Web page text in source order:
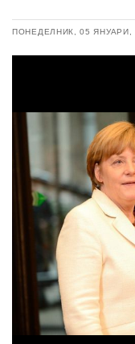
ПОНЕДЕЛНИК, 05 ЯНУАРИ,